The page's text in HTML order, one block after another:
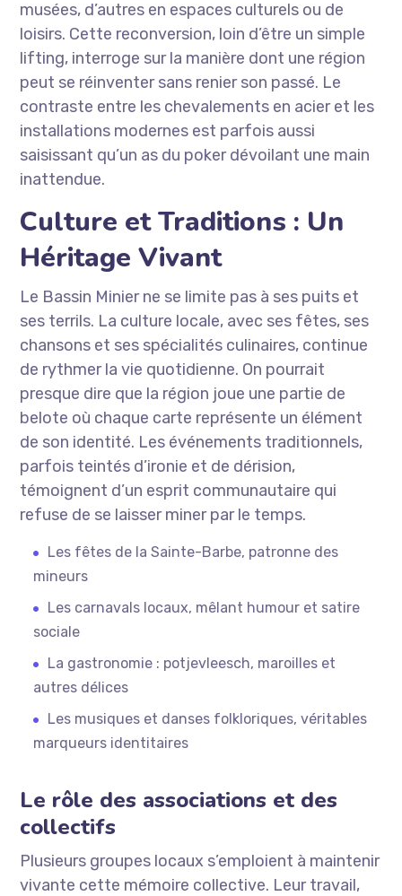
musées, d’autres en espaces culturels ou de
loisirs. Cette reconversion, loin d’être un simple
lifting, interroge sur la manière dont une région
peut se réinventer sans renier son passé. Le
contraste entre les chevalements en acier et les
installations modernes est parfois aussi
saisissant qu’un as du poker dévoilant une main
inattendue.
Culture et Traditions : Un
Héritage Vivant
Le Bassin Minier ne se limite pas à ses puits et
ses terrils. La culture locale, avec ses fêtes, ses
chansons et ses spécialités culinaires, continue
de rythmer la vie quotidienne. On pourrait
presque dire que la région joue une partie de
belote où chaque carte représente un élément
de son identité. Les événements traditionnels,
parfois teintés d’ironie et de dérision,
témoignent d’un esprit communautaire qui
refuse de se laisser miner par le temps.
Les fêtes de la Sainte-Barbe, patronne des
mineurs
Les carnavals locaux, mêlant humour et satire
sociale
La gastronomie : potjevleesch, maroilles et
autres délices
Les musiques et danses folkloriques, véritables
marqueurs identitaires
Le rôle des associations et des
collectifs
Plusieurs groupes locaux s’emploient à maintenir
vivante cette mémoire collective. Leur travail,